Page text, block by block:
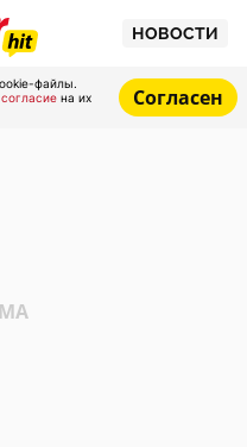
НОВОСТИ
файлы.
согласие на их
Согласен